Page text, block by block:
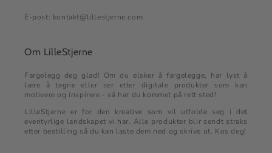
E-post: kontakt@lillestjerne.com
Om LilleStjerne
Fargelegg deg glad! Om du elsker å fargelegge, har lyst å
lære å tegne eller ser etter digitale produkter som kan
motivere og inspirere - så har du kommet på rett sted!
LilleStjerne er for den kreative som vil utfolde seg i det
eventyrlige landskapet vi har. Alle produkter blir sendt straks
etter bestilling så du kan laste dem ned og skrive ut. Kos deg!